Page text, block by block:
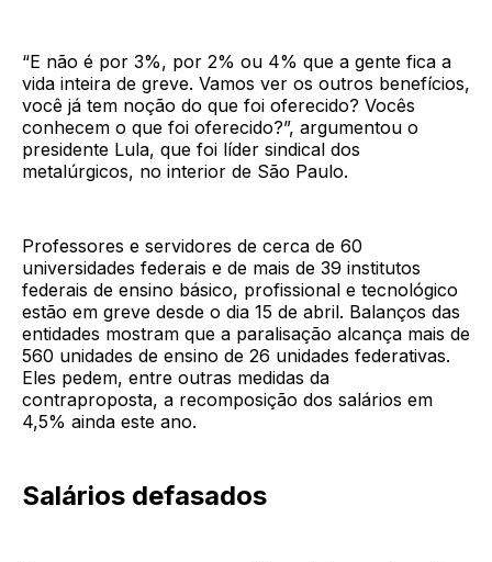
“E não é por 3%, por 2% ou 4% que a gente fica a
vida inteira de greve. Vamos ver os outros benefícios,
você já tem noção do que foi oferecido? Vocês
conhecem o que foi oferecido?”, argumentou o
presidente Lula, que foi líder sindical dos
metalúrgicos, no interior de São Paulo.
Professores e servidores de cerca de 60
universidades federais e de mais de 39 institutos
federais de ensino básico, profissional e tecnológico
estão em greve desde o dia 15 de abril. Balanços das
entidades mostram que a paralisação alcança mais de
560 unidades de ensino de 26 unidades federativas.
Eles pedem, entre outras medidas da
contraproposta, a recomposição dos salários em
4,5% ainda este ano.
Salários defasados